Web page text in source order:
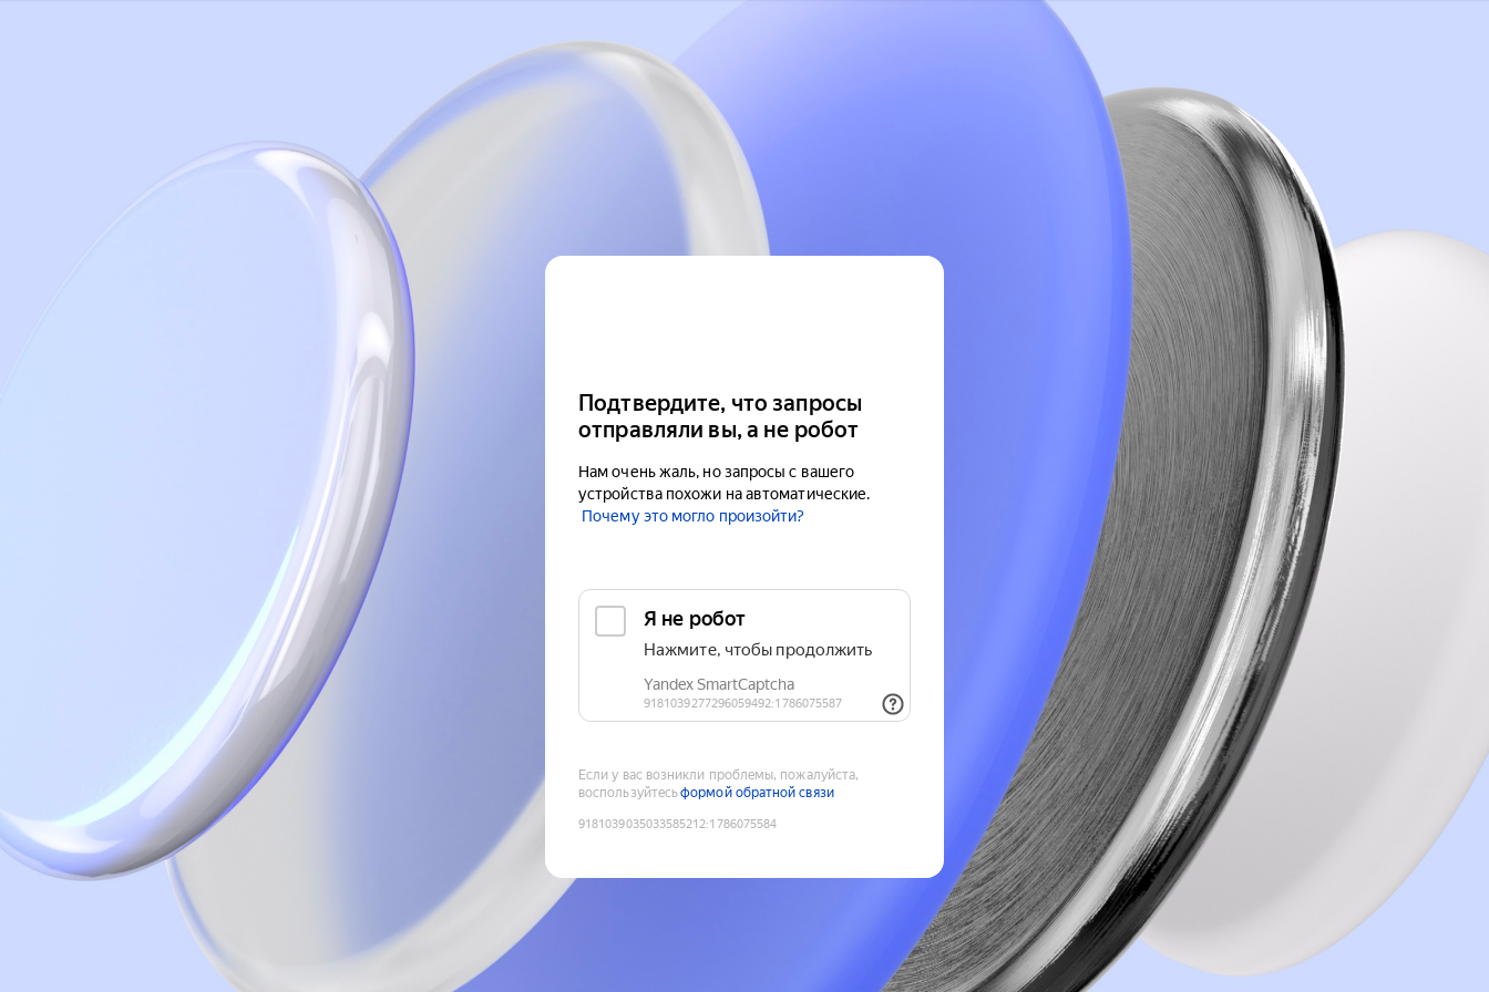
Подтвердите, что запросы
отправляли вы, а не робот
Нам очень жаль, но запросы с вашего
устройства похожи на автоматические.
Почему это могло произойти?
Если у вас возникли проблемы, пожалуйста,
воспользуйтесьформой обратной связи
9181039035033585212:1786075584